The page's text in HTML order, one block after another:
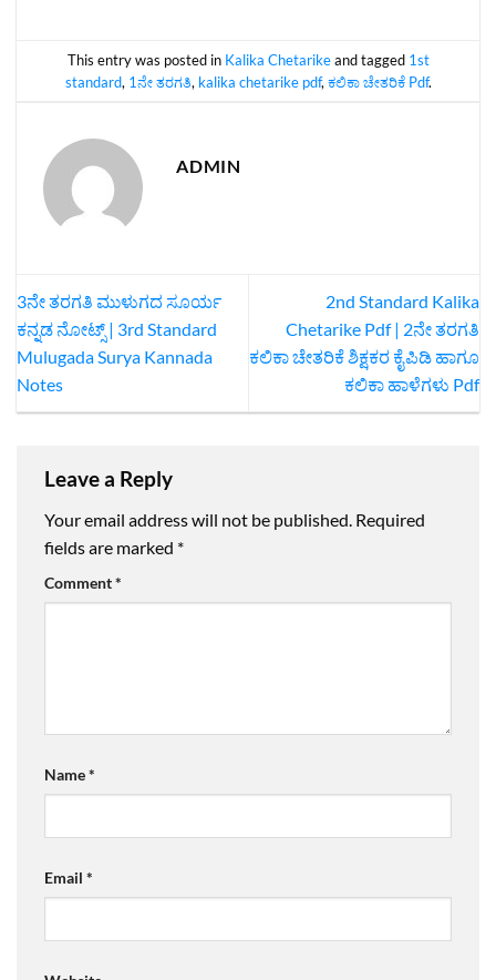
This entry was posted in Kalika Chetarikeand tagged 1st
standard, 1ನೇ ತರಗತಿ, kalika chetarike pdf, ಕಲಿಕಾ ಚೇತರಿಕೆ Pdf.
ADMIN
3ನೇ ತರಗತಿ ಮುಳುಗದ ಸೂರ್ಯ
ಕನ್ನಡ ನೋಟ್ಸ್‌ | 3rd Standard
Mulugada Surya Kannada
Notes
2nd Standard Kalika
Chetarike Pdf | 2ನೇ ತರಗತಿ
ಕಲಿಕಾ ಚೇತರಿಕೆ ಶಿಕ್ಷಕರ ಕೈಪಿಡಿ ಹಾಗೂ
ಕಲಿಕಾ ಹಾಳೆಗಳು Pdf
Leave a Reply
Your email address will not be published. Required
fields are marked *
Comment*
Name*
Email *